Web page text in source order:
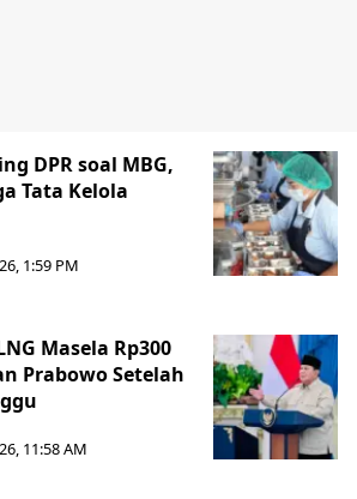
DPR soal MBG,
Tata Kelola
1:59 PM
Masela Rp300
Prabowo Setelah
11:58 AM